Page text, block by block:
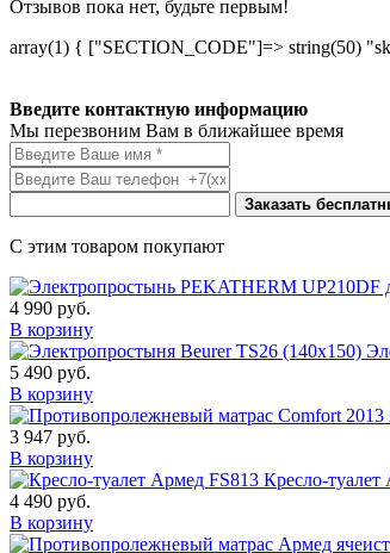
Отзывов пока нет, будьте первым!
array(1) { ["SECTION_CODE"]=> string(50)
Введите контактную информацию
Мы перезвоним Вам в ближайшее время
Заказать
С этим товаром покупают
4 990 руб.
В корзину
5 490 руб.
В корзину
3 947 руб.
В корзину
Кресло-
4 490 руб.
В корзину